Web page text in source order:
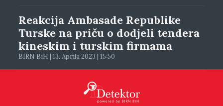
Reakcija Ambasade Republike
Turske na priču o dodjeli tendera
kineskim i turskim firmama
BIRN BiH | 13. Aprila 2023 | 15:50